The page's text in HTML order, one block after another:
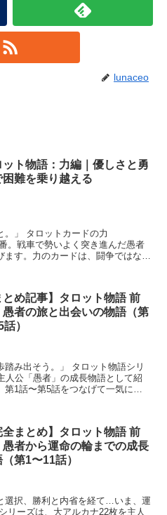
lunaceo
ット物語：力編｜優しさと勇
困難を乗り越える
。」 タロットカードの力
。戦車で勢いよく突き進んだ愚者
ます。力のカードは、闘争ではなく
とめ記事】タロット物語 前
愚者の旅と出会いの物語（第
）
踏み出そう。」 タロット物語シリ
人公「愚者」の成長物語として紹
1話〜第5話をつなげて一気にお
全まとめ】タロット物語 前
愚者から運命の輪までの成長
第1〜11話）
選択、勝利と内省を経て…いま、運
リーズは、大アルカナ22枚を主人